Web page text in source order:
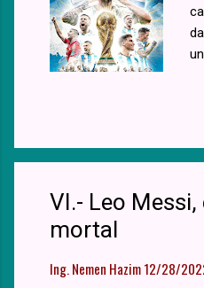
VI.- Leo
mortal
Ing. Nemen Hazim12/28/